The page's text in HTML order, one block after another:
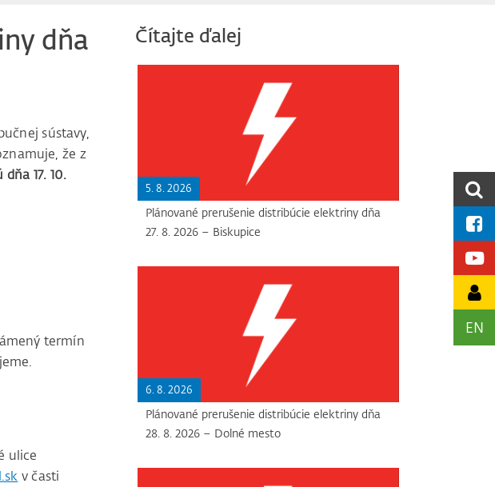
EN
dňa
sústavy,
že z
dňa 17. 10.
termín
ulice
v časti
Čítajte ďalej
5. 8. 2026
Plánované prerušenie distribúcie elektriny dňa
27. 8. 2026 – Biskupice
6. 8. 2026
Plánované prerušenie distribúcie elektriny dňa
28. 8. 2026 – Dolné mesto